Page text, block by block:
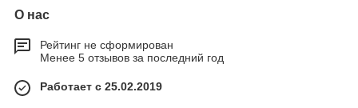
О нас
Рейтинг не сформирован
Менее 5 отзывов за последний год
Работает с 25.02.2019